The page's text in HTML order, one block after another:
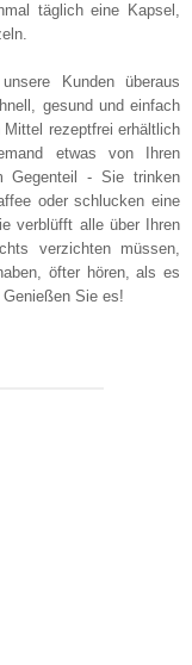
täglich eine Kapsel,
Kunden überaus
gesund und einfach
rezeptfrei erhältlich
etwas von Ihren
Gegenteil - Sie trinken
oder schlucken eine
verblüfft alle über Ihren
verzichten müssen,
öfter hören, als es
Sie es!